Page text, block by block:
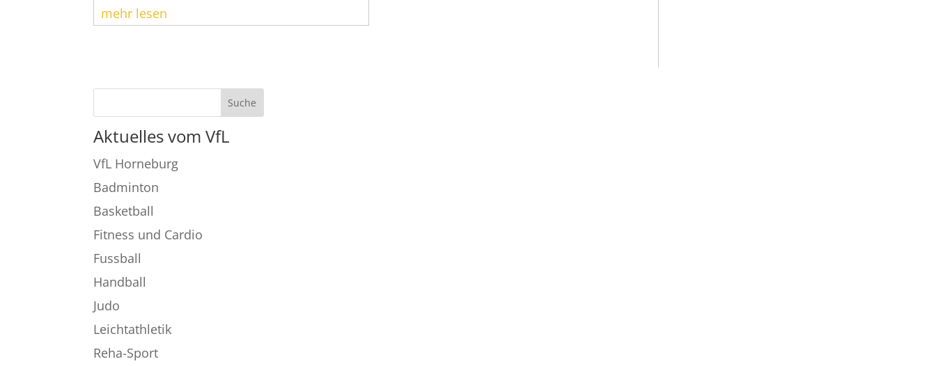
mehr lesen
Aktuelles vom VfL
VfL Horneburg
Badminton
Basketball
Fitness und Cardio
Fussball
Handball
Judo
Leichtathletik
Reha-Sport